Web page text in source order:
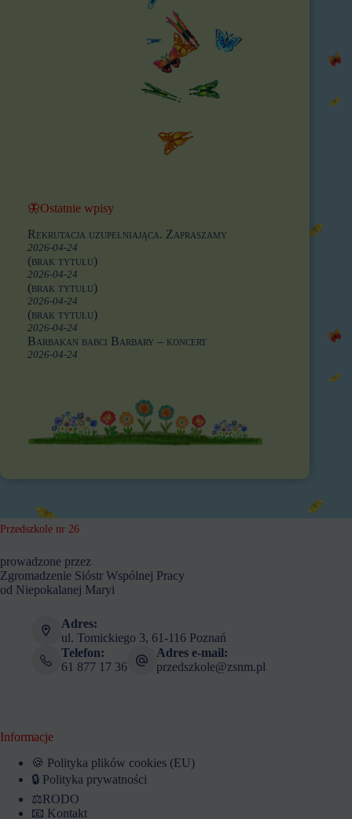
🦋Ostatnie wpisy
Rekrutacja uzupełniająca. Zapraszamy
2026-04-24
(brak tytułu)
2026-04-24
(brak tytułu)
2026-04-24
(brak tytułu)
2026-04-24
Barbakan babci Barbary – koncert
2026-04-24
Przedszkole nr 26
prowadzone przez
Zgromadzenie Sióstr Wspólnej Pracy
od Niepokalanej Maryi
Adres:
ul. Tomickiego 3, 61-116 Poznań
Telefon:
61 877 17 36
Adres e-mail:
przedszkole@zsnm.pl
Informacje
🍪 Polityka plików cookies (EU)
🔒 Polityka prywatności
⚖️RODO
📧 Kontakt